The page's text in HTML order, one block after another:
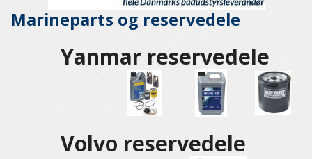
Marineparts og reservedele
Yanmar reservedele
Volvo reservedele